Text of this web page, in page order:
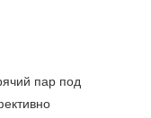
пар под